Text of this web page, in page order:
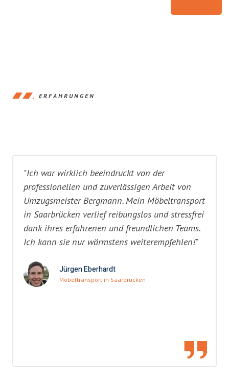
ERFAHRUNGEN
"Ich war wirklich beeindruckt von der
professionellen und zuverlässigen Arbeit von
Umzugsmeister Bergmann. Mein Möbeltransport
in Saarbrücken verlief reibungslos und stressfrei
dank ihres erfahrenen und freundlichen Teams.
Ich kann sie nur wärmstens weiterempfehlen!"
Jürgen Eberhardt
Möbeltransport in Saarbrücken